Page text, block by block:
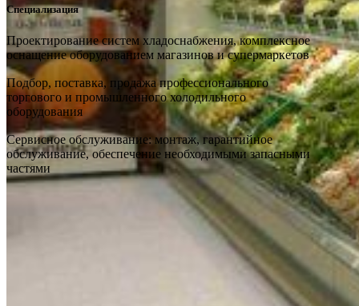
Специализация
Проектирование систем хладоснабжения, комплексное
оснащение оборудованием магазинов и супермаркетов
Подбор, поставка, продажа профессионального
торгового и промышленного холодильного
оборудования
Сервисное обслуживание: монтаж, гарантийное
обслуживание, обеспечение необходимыми запасными
частями